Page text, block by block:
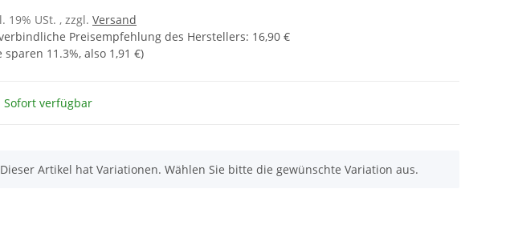
19% USt. , zzgl. Versand
Preisempfehlung des Herstellers: 16,90 €
sparen 11.3%, also 1,91 €)
Sofort verfügbar
x
Dieser Artikel hat Variationen. Wählen Sie bitte die gewünschte Variation aus.